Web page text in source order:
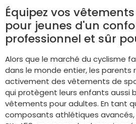
Équipez vos
pour jeunes d'un
professionnel et sûr
Alors que le marché du cyclisme
dans le monde entier, les parents
activement des vêtements de
qui protègent leurs enfants aussi
vêtements pour adultes. En tant
composants athlétiques avancés,